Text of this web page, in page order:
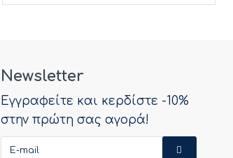
Newsletter
Εγγραφείτε και κερδίστε -10%
στην πρώτη σας αγορά!